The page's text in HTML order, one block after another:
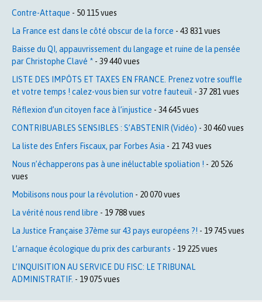
Contre-Attaque - 50 115 vues
La France est dans le côté obscur de la force - 43 831 vues
Baisse du QI, appauvrissement du langage et ruine de la pensée
par Christophe Clavé * - 39 440 vues
LISTE DES IMPÔTS ET TAXES EN FRANCE. Prenez votre souffle
et votre temps ! calez-vous bien sur votre fauteuil - 37 281 vues
Réflexion d’un citoyen face à l’injustice - 34 645 vues
CONTRIBUABLES SENSIBLES : S’ABSTENIR (Vidéo) - 30 460 vues
La liste des Enfers Fiscaux, par Forbes Asia - 21 743 vues
Nous n’échapperons pas à une inéluctable spoliation ! - 20 526
vues
Mobilisons nous pour la révolution - 20 070 vues
La vérité nous rend libre - 19 788 vues
La Justice Française 37ème sur 43 pays européens ?! - 19 745 vues
L’arnaque écologique du prix des carburants - 19 225 vues
L’INQUISITION AU SERVICE DU FISC: LE TRIBUNAL
ADMINISTRATIF. - 19 075 vues